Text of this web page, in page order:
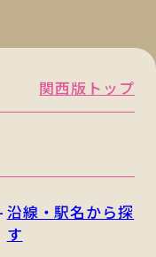
関西版トップ
沿線・駅名から探
す